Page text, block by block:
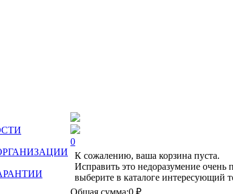
0
К сожалению, ваша корзина пуста.
Исправить это недоразумение очень
выберите в каталоге интересующий
Общая сумма:0 ₽